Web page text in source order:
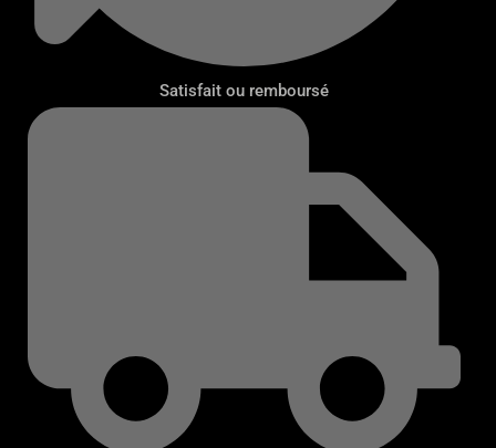
Satisfait ou remboursé